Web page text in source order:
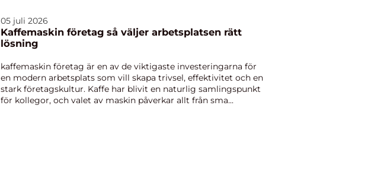
05 juli 2026
Kaffemaskin företag så väljer arbetsplatsen rätt
lösning
kaffemaskin företag är en av de viktigaste investeringarna för
en modern arbetsplats som vill skapa trivsel, effektivitet och en
stark företagskultur. Kaffe har blivit en naturlig samlingspunkt
för kollegor, och valet av maskin påverkar allt från sma...